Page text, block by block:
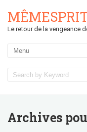
Le retour de la vengeance
Archives